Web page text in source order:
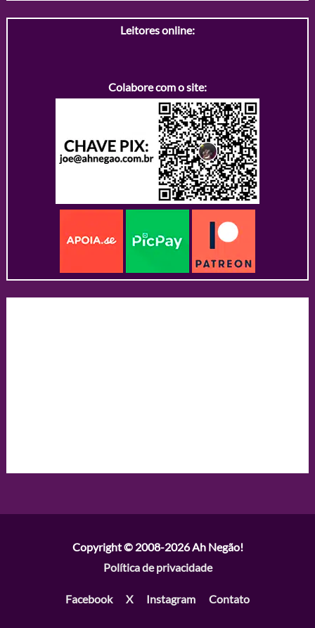
Leitores online:
Colabore com o site:
Copyright © 2008-2026Ah Negão!
Política de privacidade
Facebook X Instagram Contato